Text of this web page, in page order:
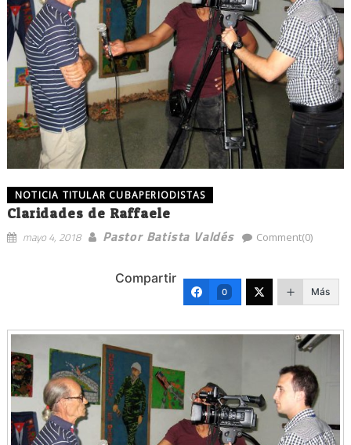
NOTICIA TITULAR CUBAPERIODISTAS
Claridades de Raffaele
mayo 4, 2018 Pastor Batista Valdés Comment(0)
Compartir
0 Más